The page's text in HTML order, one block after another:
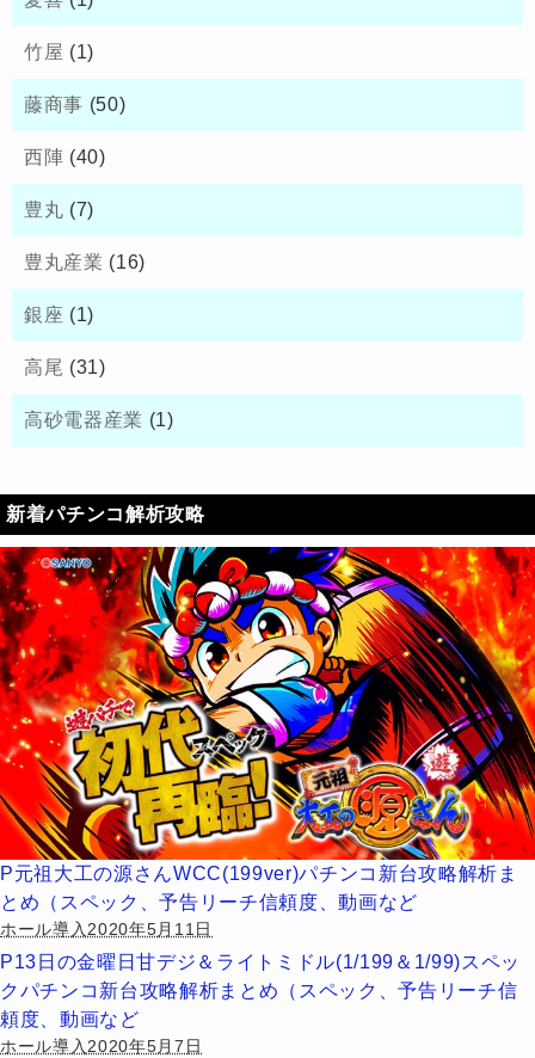
竹屋 (1)
藤商事 (50)
西陣 (40)
豊丸 (7)
豊丸産業 (16)
銀座 (1)
高尾 (31)
高砂電器産業 (1)
新着パチンコ解析攻略
P元祖大工の源さんWCC(199ver)パチンコ新台攻略解析ま
とめ（スペック、予告リーチ信頼度、動画など
ホール導入2020年5月11日
P13日の金曜日甘デジ＆ライトミドル(1/199＆1/99)スペッ
クパチンコ新台攻略解析まとめ（スペック、予告リーチ信
頼度、動画など
ホール導入2020年5月7日